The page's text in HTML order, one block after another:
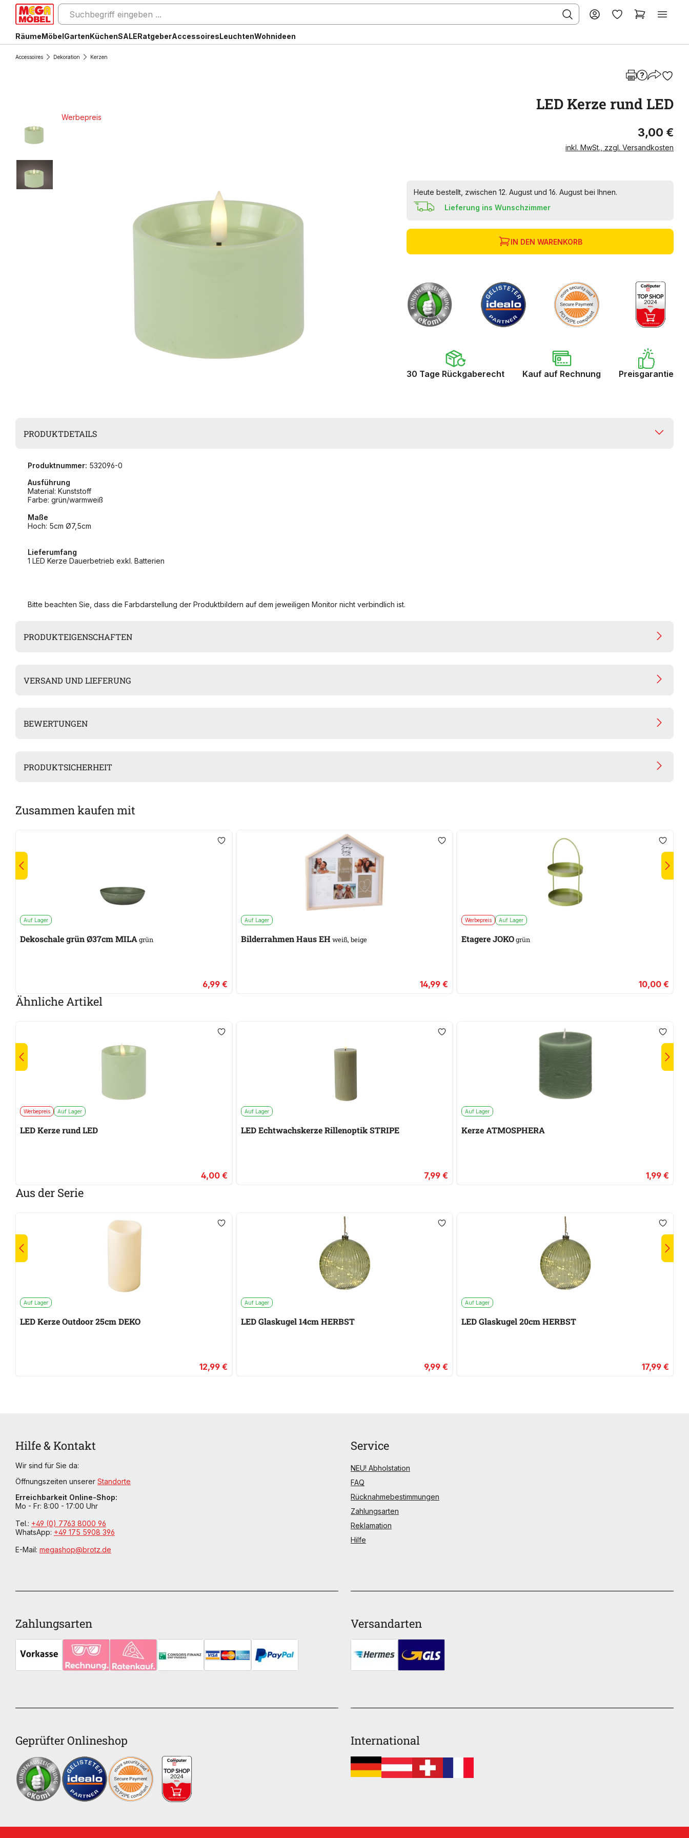
RäumeMöbelGartenKüchenSALERatgeberAccessoiresLeuchtenWohnideen
Accessoires Dekoration Kerzen
Werbepreis
LED Kerze rund LED
3,00 €
inkl. MwSt., zzgl. Versandkosten
Heute bestellt, zwischen 12. August und 16. August bei Ihnen.
Lieferung ins Wunschzimmer
IN DEN WARENKORB
30 Tage Rückgaberecht Kauf auf Rechnung Preisgarantie
PRODUKTDETAILS
Produktnummer: 532096-0
Ausführung
Material: Kunststoff
Farbe: grün/warmweiß
Maße
Hoch: 5cm Ø7,5cm
Lieferumfang
1 LED Kerze Dauerbetrieb exkl. Batterien
Bitte beachten Sie, dass die Farbdarstellung der Produktbildern auf dem jeweiligen Monitor nicht verbindlich ist.
PRODUKTEIGENSCHAFTEN
VERSAND UND LIEFERUNG
BEWERTUNGEN
PRODUKTSICHERHEIT
Zusammen kaufen mit
Auf Lager
Dekoschale grün Ø37cm MILAgrün
6,99 €
Auf Lager
Bilderrahmen Haus EH weiß, beige
14,99 €
Werbepreis Auf Lager
Etagere JOKOgrün
10,00 €
Ähnliche Artikel
Werbepreis Auf Lager
LED Kerze rund LED
4,00 €
Auf Lager
LED Echtwachskerze Rillenoptik STRIPE
7,99 €
Auf Lager
Kerze ATMOSPHERA
1,99 €
Aus der Serie
Auf Lager
LED Kerze Outdoor 25cm DEKO
12,99 €
Auf Lager
LED Glaskugel 14cm HERBST
9,99 €
Auf Lager
LED Glaskugel 20cm HERBST
17,99 €
Hilfe & Kontakt
Wir sind für Sie da:
Öffnungszeiten unserer Standorte
Erreichbarkeit Online-Shop:
Mo - Fr: 8:00 - 17:00 Uhr
Tel.: +49 (0) 7763 8000 96
WhatsApp: +49 175 5908 396
E-Mail: megashop@brotz.de
Geprüfter Onlineshop
Zahlungsarten Versandarten
International
Service
NEU! Abholstation
FAQ
Rücknahmebestimmungen
Zahlungsarten
Reklamation
Hilfe